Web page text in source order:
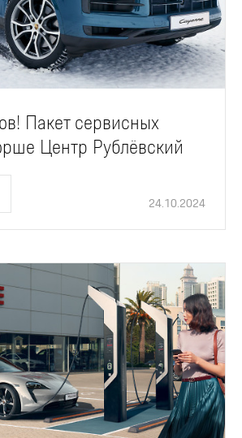
Пакет сервисных
Центр Рублёвский
24.10.2024